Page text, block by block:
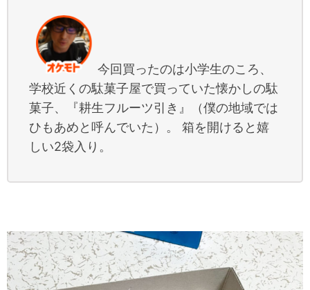
今回買ったのは小学生のころ、
学校近くの駄菓子屋で買っていた懐かしの駄
菓子、『耕生フルーツ引き』（僕の地域では
ひもあめと呼んでいた）。 箱を開けると嬉
しい2袋入り。